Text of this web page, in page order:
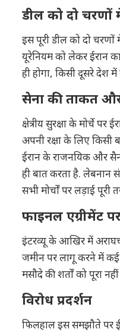
डील को दो चरणों
इस पूरी डील को दो
यूरेनियम को लेकर ईरान
ही होगा, किसी दूसरे देश में
सेना की ताकत
क्षेत्रीय सुरक्षा के मोर्चे
अपनी रक्षा के लिए किसी
ईरान के राजनयिक और
ही बात करता है. लेबनान
सभी मोर्चों पर लड़ाई पूरी
फाइनल एग्रीमेंट
इंटरव्यू के आखिर में
जमीन पर लागू करने में
मसौदे की शर्तों को पूरा
विरोध प्रदर्शन
फिलहाल इस समझौते पर